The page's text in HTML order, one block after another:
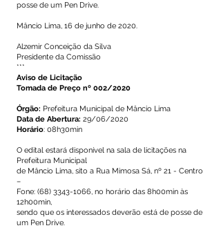
posse de um Pen Drive.
Mâncio Lima, 16 de junho de 2020.
Alzemir Conceição da Silva
Presidente da Comissão
***
Aviso de Licitação
Tomada de Preço nº 002/2020
Órgão: Prefeitura Municipal de Mâncio Lima
Data de Abertura: 29/06/2020
Horário: 08h30min
O edital estará disponível na sala de licitações na
Prefeitura Municipal
de Mâncio Lima, sito a Rua Mimosa Sá, nº 21 - Centro
–
Fone: (68) 3343-1066, no horário das 8h00min às
12h00min,
sendo que os interessados deverão está de posse de
um Pen Drive.